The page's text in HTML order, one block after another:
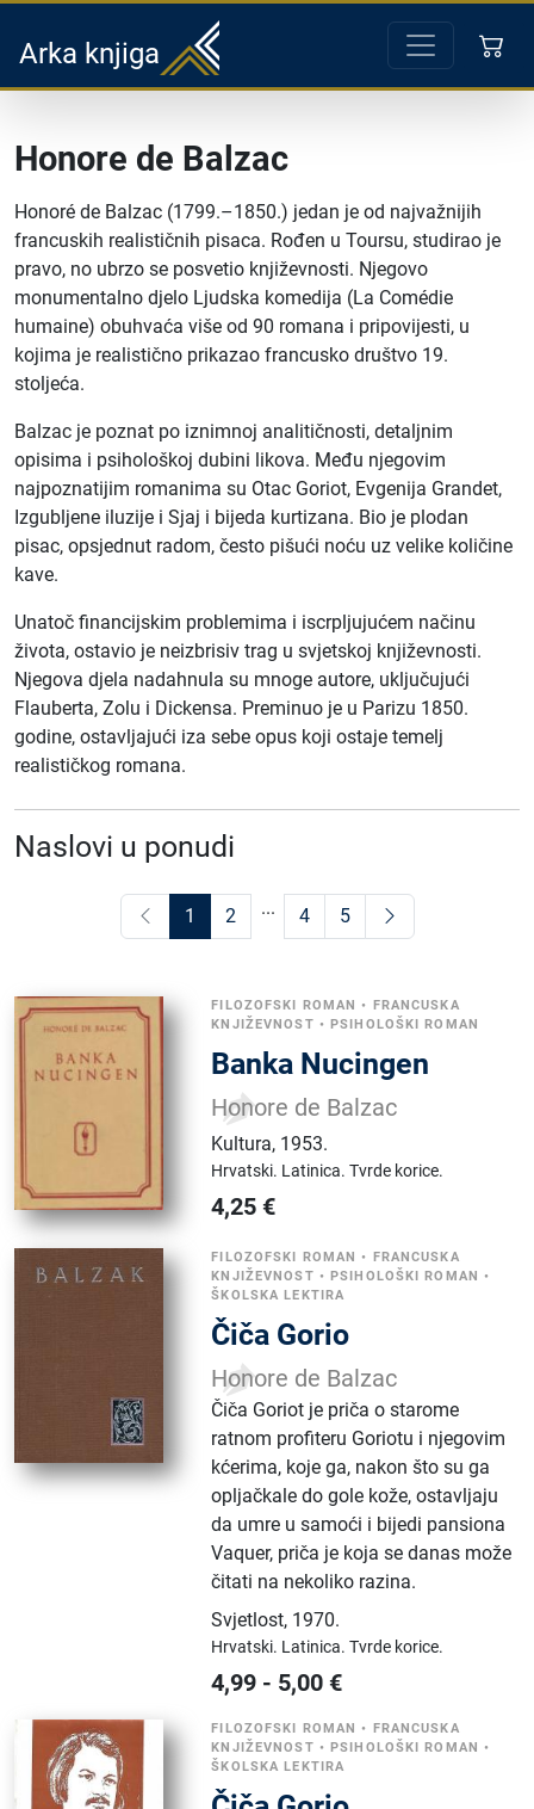
Arka knjiga
Honore de Balzac
Honoré de Balzac (1799.–1850.) jedan je od najvažnijih
francuskih realističnih pisaca. Rođen u Toursu, studirao je
pravo, no ubrzo se posvetio književnosti. Njegovo
monumentalno djelo Ljudska komedija (La Comédie
humaine) obuhvaća više od 90 romana i pripovijesti, u
kojima je realistično prikazao francusko društvo 19.
stoljeća.
Balzac je poznat po iznimnoj analitičnosti, detaljnim
opisima i psihološkoj dubini likova. Među njegovim
najpoznatijim romanima su Otac Goriot, Evgenija Grandet,
Izgubljene iluzije i Sjaj i bijeda kurtizana. Bio je plodan
pisac, opsjednut radom, često pišući noću uz velike količine
kave.
Unatoč financijskim problemima i iscrpljujućem načinu
života, ostavio je neizbrisiv trag u svjetskoj književnosti.
Njegova djela nadahnula su mnoge autore, uključujući
Flauberta, Zolu i Dickensa. Preminuo je u Parizu 1850.
godine, ostavljajući iza sebe opus koji ostaje temelj
realističkog romana.
Naslovi u ponudi
1 2 ... 4 5
FILOZOFSKI ROMAN • FRANCUSKA
KNJIŽEVNOST •PSIHOLOŠKI ROMAN
Banka Nucingen
Honore de Balzac
Kultura, 1953.
Hrvatski. Latinica.Tvrde korice.
4,25 €
FILOZOFSKI ROMAN • FRANCUSKA
KNJIŽEVNOST •PSIHOLOŠKI ROMAN •
ŠKOLSKA LEKTIRA
Čiča Gorio
Honore de Balzac
Čiča Goriot je priča o starome
ratnom profiteru Goriotu i njegovim
kćerima, koje ga, nakon što su ga
opljačkale do gole kože, ostavljaju
da umre u samoći i bijedi pansiona
Vaquer, priča je koja se danas može
čitati na nekoliko razina.
Svjetlost, 1970.
Hrvatski. Latinica.Tvrde korice.
4,99 - 5,00 €
FILOZOFSKI ROMAN • FRANCUSKA
KNJIŽEVNOST •PSIHOLOŠKI ROMAN •
ŠKOLSKA LEKTIRA